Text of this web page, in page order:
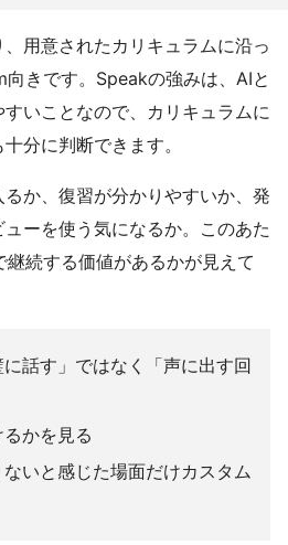
用意されたカリキュラムに沿っ
きです。Speakの強みは、AIと
いことなので、カリキュラムに
分に判断できます。
か、復習が分かりやすいか、発
ーを使う気になるか。このあた
続する価値があるかが見えて
話す」ではなく「声に出す回
かを見る
いと感じた場面だけカスタム